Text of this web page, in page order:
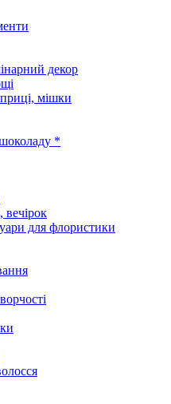
декор
мішки
*
вечірок
для флористики